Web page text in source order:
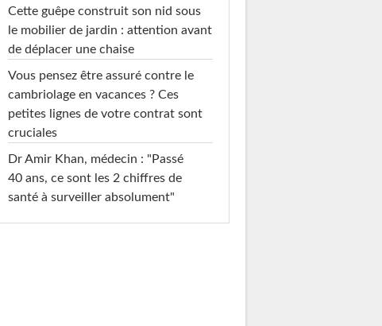
Cette guêpe construit son nid sous
le mobilier de jardin : attention avant
de déplacer une chaise
Vous pensez être assuré contre le
cambriolage en vacances ? Ces
petites lignes de votre contrat sont
cruciales
Dr Amir Khan, médecin : "Passé
40 ans, ce sont les 2 chiffres de
santé à surveiller absolument"